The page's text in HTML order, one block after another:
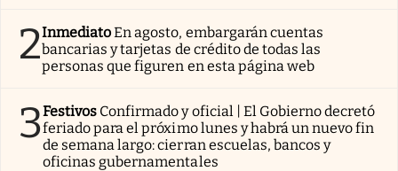
2InmediatoEn agosto, embargarán cuentas
bancarias y tarjetas de crédito de todas las
personas que figuren en esta página web
3Festivos Confirmado y oficial | El Gobierno decretó
feriado para el próximo lunes y habrá un nuevo fin
de semana largo: cierran escuelas, bancos y
oficinas gubernamentales